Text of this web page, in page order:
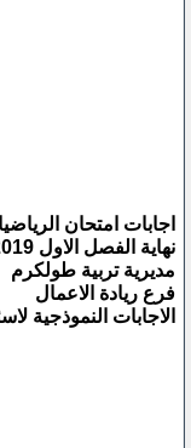
اجابات امتحان
نهاية الفصل الاول 2018/2019
مديرية تربية طولكرم
فرع ريادة الاعمال
الاجابات النموذجية